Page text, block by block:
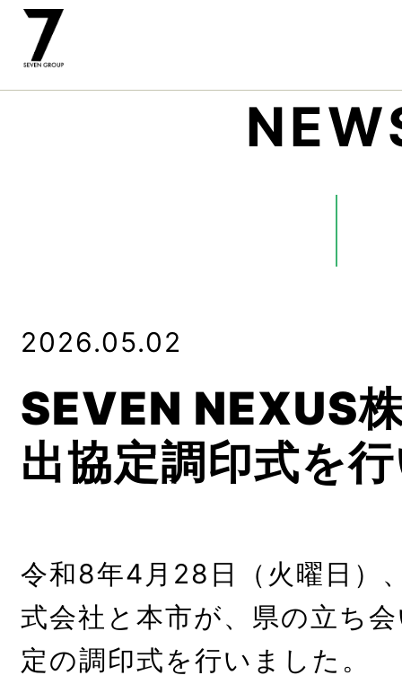
2026.05.02
SEVEN NEXUS
出協定調印式を
令和8年4月28日（火曜日）
式会社と本市が、県の立ち
定の調印式を行いました。